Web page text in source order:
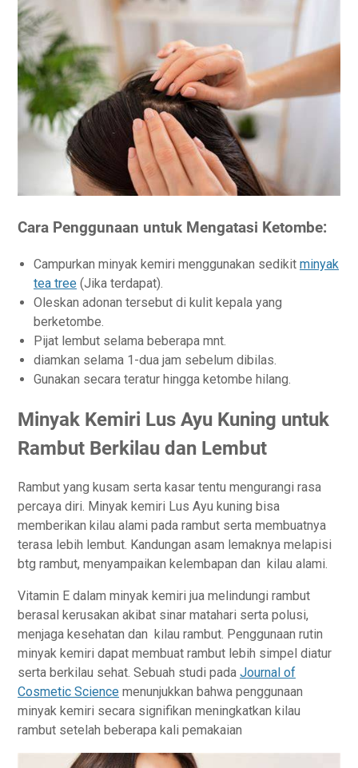
Cara Penggunaan untuk Mengatasi Ketombe:
Campurkan minyak kemiri menggunakan sedikit minyak
tea tree (Jika terdapat).
Oleskan adonan tersebut di kulit kepala yang
berketombe.
Pijat lembut selama beberapa mnt.
diamkan selama 1-dua jam sebelum dibilas.
Gunakan secara teratur hingga ketombe hilang.
Minyak Kemiri Lus Ayu Kuning untuk
Rambut Berkilau dan Lembut
Rambut yang kusam serta kasar tentu mengurangi rasa
percaya diri. Minyak kemiri Lus Ayu kuning bisa
memberikan kilau alami pada rambut serta membuatnya
terasa lebih lembut. Kandungan asam lemaknya melapisi
btg rambut, menyampaikan kelembapan dan kilau alami.
Vitamin E dalam minyak kemiri jua melindungi rambut
berasal kerusakan akibat sinar matahari serta polusi,
menjaga kesehatan dan kilau rambut. Penggunaan rutin
minyak kemiri dapat membuat rambut lebih simpel diatur
serta berkilau sehat. Sebuah studi pada Journal of
Cosmetic Science menunjukkan bahwa penggunaan
minyak kemiri secara signifikan meningkatkan kilau
rambut setelah beberapa kali pemakaian